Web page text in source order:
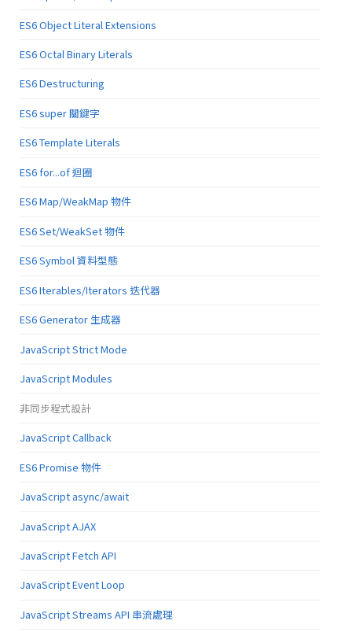
ES6 Object Literal Extensions
ES6 Octal Binary Literals
ES6 Destructuring
ES6 super 關鍵字
ES6 Template Literals
ES6 for...of 迴圈
ES6 Map/WeakMap 物件
ES6 Set/WeakSet 物件
ES6 Symbol 資料型態
ES6 Iterables/Iterators 迭代器
ES6 Generator 生成器
JavaScript Strict Mode
JavaScript Modules
非同步程式設計
JavaScript Callback
ES6 Promise 物件
JavaScript async/await
JavaScript AJAX
JavaScript Fetch API
JavaScript Event Loop
JavaScript Streams API 串流處理